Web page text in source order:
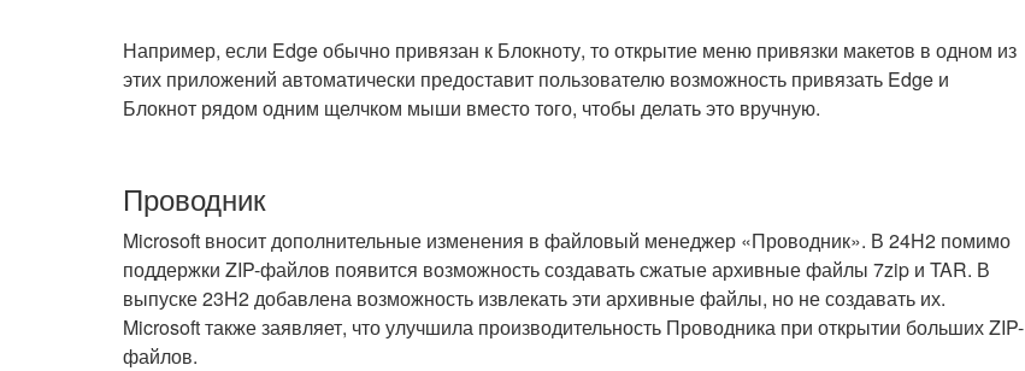
Например, если Edge обычно привязан к Блокноту, то открытие меню привязки макетов в одном из
этих приложений автоматически предоставит пользователю возможность привязать Edge и
Блокнот рядом одним щелчком мыши вместо того, чтобы делать это вручную.
Проводник
Microsoft вносит дополнительные изменения в файловый менеджер «Проводник». В 24H2 помимо
поддержки ZIP-файлов появится возможность создавать сжатые архивные файлы 7zip и TAR. В
выпуске 23H2 добавлена возможность извлекать эти архивные файлы, но не создавать их.
Microsoft также заявляет, что улучшила производительность Проводника при открытии больших ZIP-
файлов.